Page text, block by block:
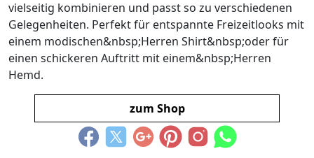
vielseitig kombinieren und passt so zu verschiedenen
Gelegenheiten. Perfekt für entspannte Freizeitlooks mit
einem modischen&nbsp;Herren Shirt&nbsp;oder für
einen schickeren Auftritt mit einem&nbsp;Herren
Hemd.
zum Shop